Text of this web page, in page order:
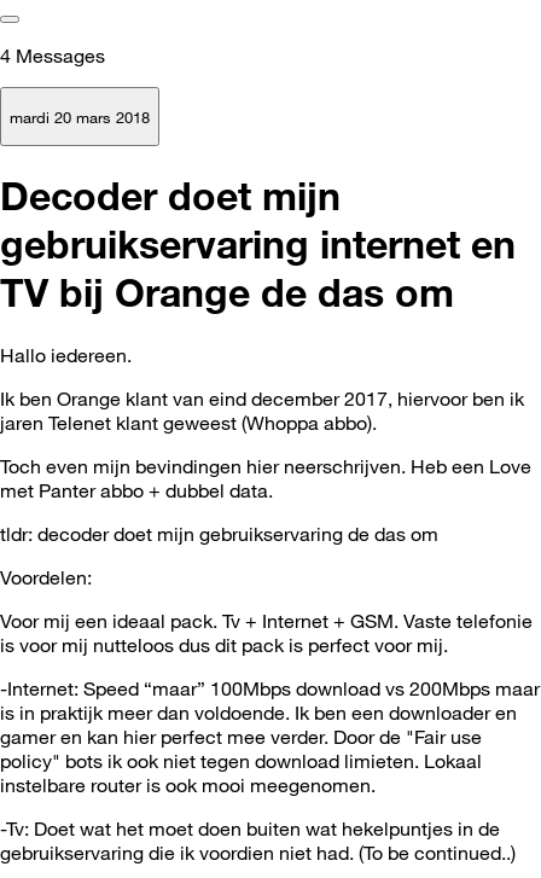
4 Messages
mardi 20 mars 2018
Decoder doet mijn
gebruikservaring internet en
TV bij Orange de das om
Hallo iedereen.
Ik ben Orange klant van eind december 2017, hiervoor ben ik
jaren Telenet klant geweest (Whoppa abbo).
Toch even mijn bevindingen hier neerschrijven. Heb een Love
met Panter abbo + dubbel data.
tldr: decoder doet mijn gebruikservaring de das om
Voordelen:
Voor mij een ideaal pack. Tv + Internet + GSM. Vaste telefonie
is voor mij nutteloos dus dit pack is perfect voor mij.
-Internet: Speed “maar” 100Mbps download vs 200Mbps maar
is in praktijk meer dan voldoende. Ik ben een downloader en
gamer en kan hier perfect mee verder. Door de "Fair use
policy" bots ik ook niet tegen download limieten. Lokaal
instelbare router is ook mooi meegenomen.
-Tv: Doet wat het moet doen buiten wat hekelpuntjes in de
gebruikservaring die ik voordien niet had. (To be continued..)